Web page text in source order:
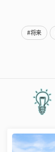
#将来